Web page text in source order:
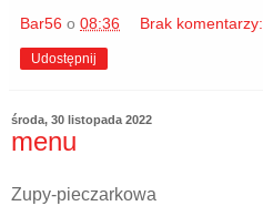
Bar56 o 08:36 Brak komentarzy:
Udostępnij
środa, 30 listopada 2022
menu
Zupy-pieczarkowa